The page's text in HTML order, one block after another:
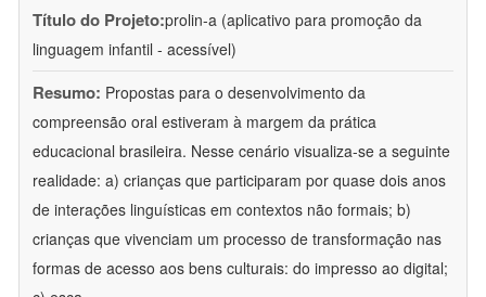
Título do Projeto:prolin-a (aplicativo para promoção da
linguagem infantil - acessível)
Resumo: Propostas para o desenvolvimento da
compreensão oral estiveram à margem da prática
educacional brasileira. Nesse cenário visualiza-se a seguinte
realidade: a) crianças que participaram por quase dois anos
de interações linguísticas em contextos não formais; b)
crianças que vivenciam um processo de transformação nas
formas de acesso aos bens culturais: do impresso ao digital;